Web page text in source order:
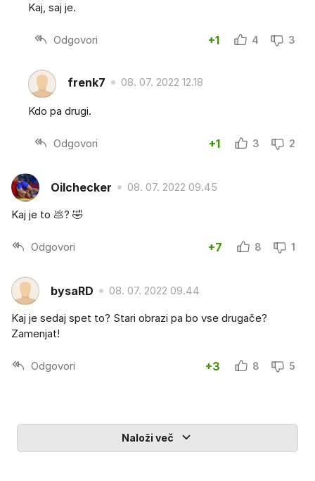
Kaj, saj je.
Odgovori +1 4 3
frenk7 08. 07. 2022 12.18
Kdo pa drugi.
Odgovori +1 3 2
Oilchecker 08. 07. 2022 09.45
Kaj je to 💩? 🤣
Odgovori +7 8 1
bysaRD 08. 07. 2022 09.44
Kaj je sedaj spet to? Stari obrazi pa bo vse drugače?
Zamenjat!
Odgovori +3 8 5
Naloži več